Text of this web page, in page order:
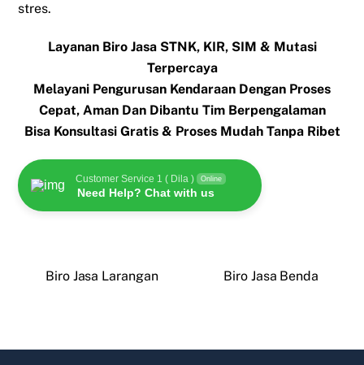
stres.
Layanan Biro Jasa STNK, KIR, SIM & Mutasi
Terpercaya
Melayani Pengurusan Kendaraan Dengan Proses
Cepat, Aman Dan Dibantu Tim Berpengalaman
Bisa Konsultasi Gratis & Proses Mudah Tanpa Ribet
Customer Service 1 ( Dila ) Online
Need Help? Chat with us
Biro Jasa Larangan Biro Jasa Benda